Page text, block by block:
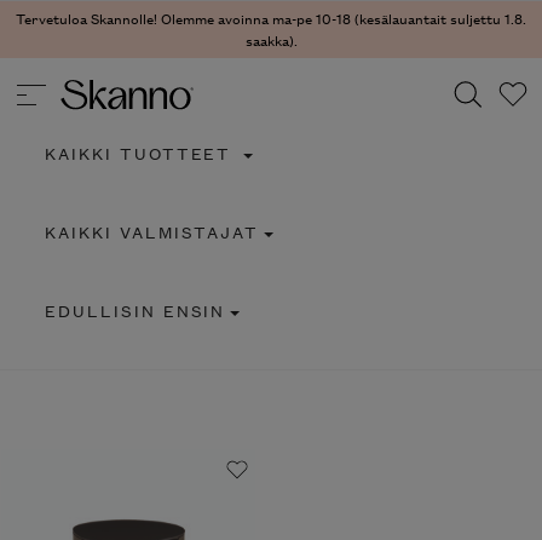
Tervetuloa Skannolle! Olemme avoinna ma-pe 10-18 (kesälauantait suljettu 1.8.
saakka).
Type 2 or more characters for results.
KAIKKI TUOTTEET
KAIKKI VALMISTAJAT
EDULLISIN ENSIN